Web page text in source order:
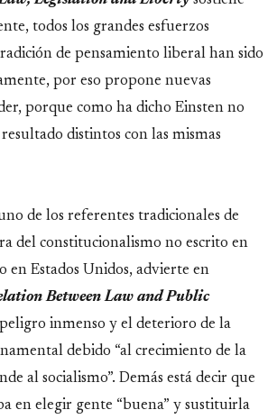
todos los grandes esfuerzos
de pensamiento liberal han sido
por eso propone nuevas
porque como ha dicho Einsten no
distintos con las mismas
de los referentes tradicionales de
del constitucionalismo no escrito en
en Estados Unidos, advierte en
Between Law and Public
inmenso y el deterioro de la
debido “al crecimiento de la
al socialismo”. Demás está decir que
en elegir gente “buena” y sustituirla